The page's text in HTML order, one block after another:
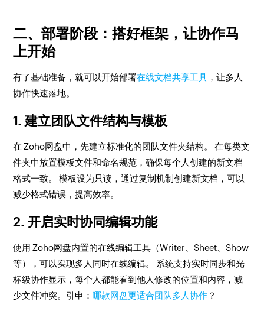
二、部署阶段：搭好框架，让协作马
上开始
有了基础准备，就可以开始部署在线文档共享工具 ，让多人
协作快速落地。
1. 建立团队文件结构与模板
在 Zoho网盘中，先建立标准化的团队文件夹结构。 在每类文
件夹中放置模板文件和命名规范，确保每个人创建的新文档
格式一致。 模板设为只读，通过复制机制创建新文档，可以
减少格式错误，提高效率。
2. 开启实时协同编辑功能
使用 Zoho网盘内置的在线编辑工具（Writer、Sheet、Show
等），可以实现多人同时在线编辑。 系统支持实时同步和光
标级协作显示，每个人都能看到他人修改的位置和内容，减
少文件冲突。引申：哪款网盘更适合团队多人协作 ？